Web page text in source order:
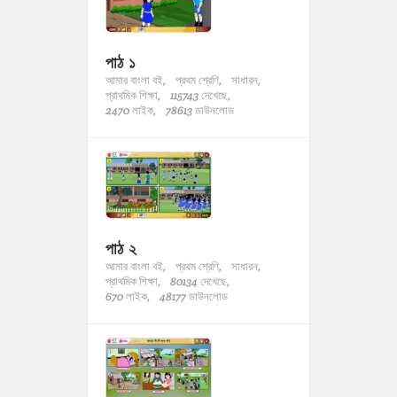
পাঠ ১
আমার বাংলা বই, প্রথম শ্রেণি,
সাধারন,
প্রাথমিক শিক্ষা,
115743 দেখেছে,
2470 লাইক,
78613 ডাউনলোড
পাঠ ২
আমার বাংলা বই, প্রথম শ্রেণি,
সাধারন,
প্রাথমিক শিক্ষা,
80134 দেখেছে,
670 লাইক,
48177 ডাউনলোড